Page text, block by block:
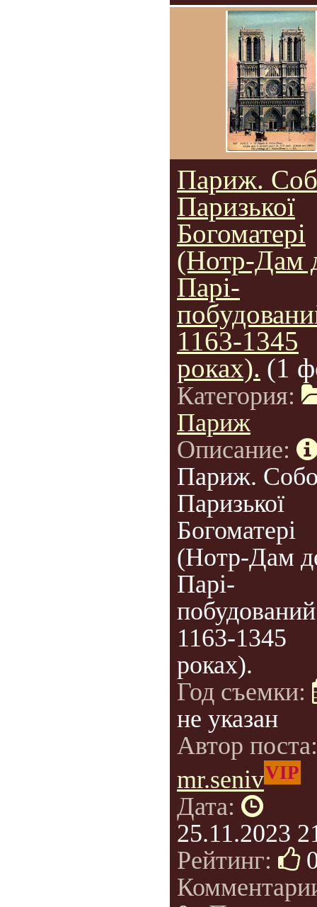
Париж.
Паризької
Богоматері
(Нотр-Дам
Парі-
1163-1345
роках). (1
Категория:
Париж
Описание:
Париж.
Паризької
Богоматері
(Нотр-Дам
Парі-
1163-1345
роках).
Год съемки:
не указан
Автор
mr.senivVIP
Дата:
25.11.2023
Рейтинг: